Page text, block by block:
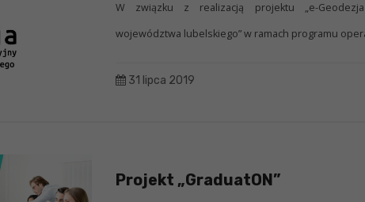
W związku z realizacją projektu „e-
województwa lubelskiego” w ramach programu
31 lipca 2019
Projekt „GraduatON”